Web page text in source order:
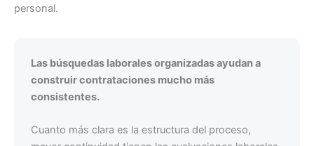
personal.
Las búsquedas laborales organizadas ayudan a
construir contrataciones mucho más
consistentes.
Cuanto más clara es la estructura del proceso,